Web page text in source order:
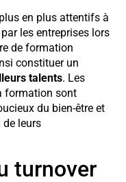
en plus attentifs à
les entreprises lors
de formation
constituer un
talents. Les
formation sont
du bien-être et
de leurs
turnover